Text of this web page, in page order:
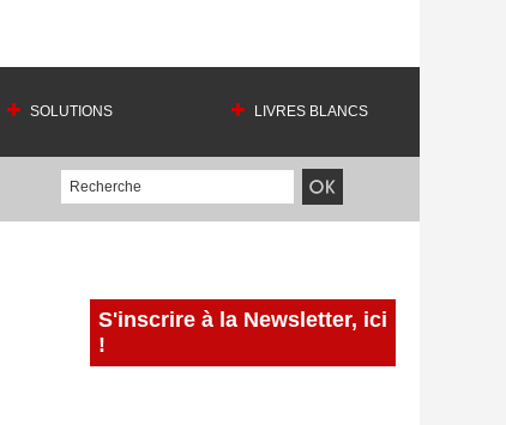
SOLUTIONS LIVRES BLANCS
S'inscrire à la Newsletter, ici
!